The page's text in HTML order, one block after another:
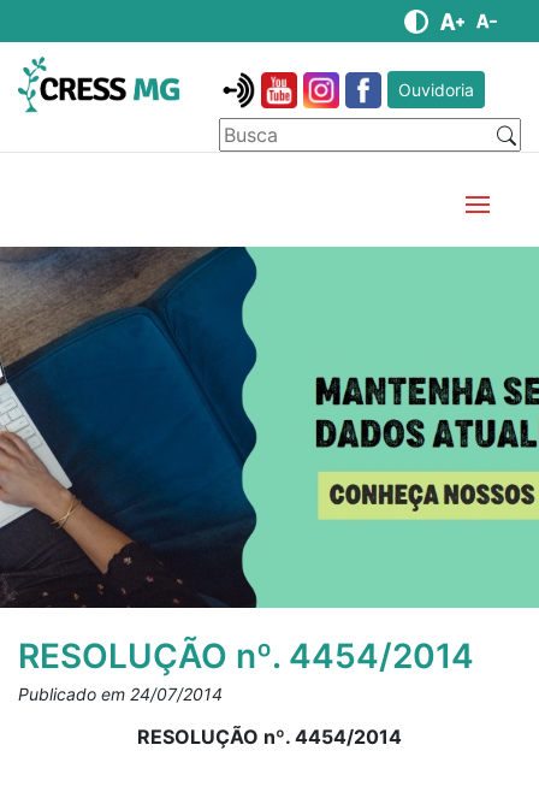
Ouvidoria
RESOLUÇÃO nº. 4454/2014
Publicado em 24/07/2014
RESOLUÇÃO nº. 4454/2014